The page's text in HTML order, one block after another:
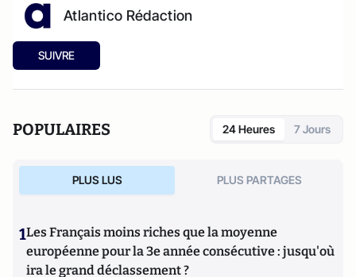
Atlantico Rédaction
SUIVRE
POPULAIRES 24 Heures 7 Jours
PLUS LUS PLUS PARTAGES
1Les Français moins riches que la moyenne
européenne pour la 3e année consécutive : jusqu'où
ira le grand déclassement ?